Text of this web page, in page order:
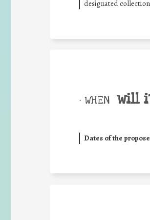
designated
• WHEN will
Dates of the